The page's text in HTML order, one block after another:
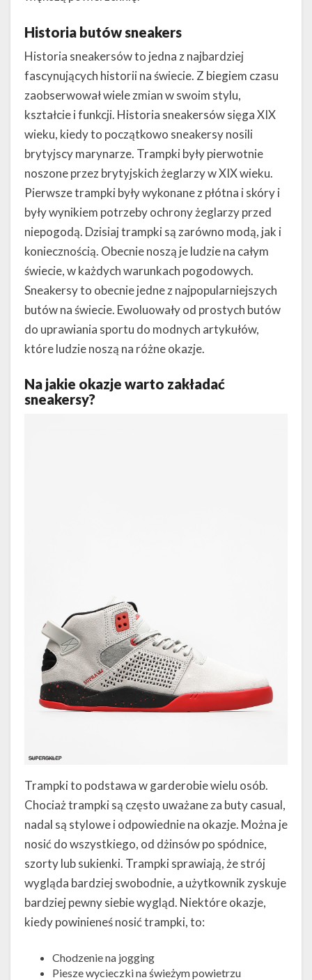
Historia butów sneakers
Historia sneakersów to jedna z najbardziej
fascynujących historii na świecie. Z biegiem czasu
zaobserwował wiele zmian w swoim stylu,
kształcie i funkcji. Historia sneakersów sięga XIX
wieku, kiedy to początkowo sneakersy nosili
brytyjscy marynarze. Trampki były pierwotnie
noszone przez brytyjskich żeglarzy w XIX wieku.
Pierwsze trampki były wykonane z płótna i skóry i
były wynikiem potrzeby ochrony żeglarzy przed
niepogodą. Dzisiaj trampki są zarówno modą, jak i
koniecznością. Obecnie noszą je ludzie na całym
świecie, w każdych warunkach pogodowych.
Sneakersy to obecnie jedne z najpopularniejszych
butów na świecie. Ewoluowały od prostych butów
do uprawiania sportu do modnych artykułów,
które ludzie noszą na różne okazje.
Na jakie okazje warto zakładać
sneakersy?
Trampki to podstawa w garderobie wielu osób.
Chociaż trampki są często uważane za buty casual,
nadal są stylowe i odpowiednie na okazje. Można je
nosić do wszystkiego, od dżinsów po spódnice,
szorty lub sukienki. Trampki sprawiają, że strój
wygląda bardziej swobodnie, a użytkownik zyskuje
bardziej pewny siebie wygląd. Niektóre okazje,
kiedy powinieneś nosić trampki, to:
Chodzenie na jogging
Piesze wycieczki na świeżym powietrzu